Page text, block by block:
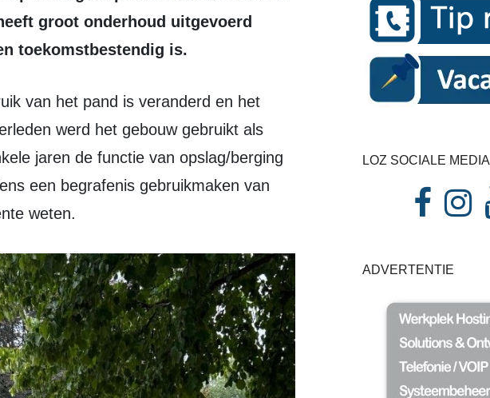
groot onderhoud uitgevoerd
toekomstbestendig is.
werd het gebouw gebruikt als
jaren de functie van opslag/berging
een begrafenis gebruikmaken van
weten.
LOZ SOCIALE MEDIA
ADVERTENTIE